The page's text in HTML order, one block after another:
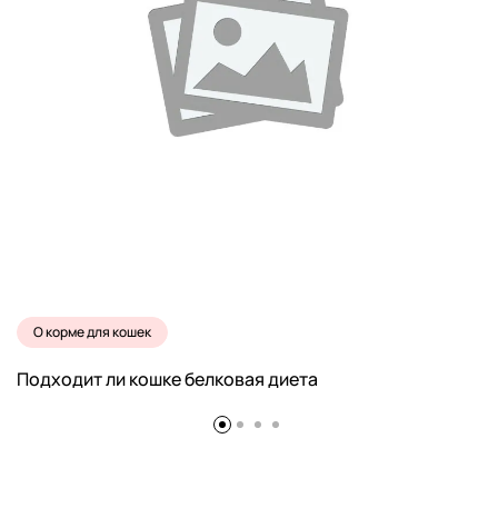
О корме для кошек
Подходит ли кошке белковая диета